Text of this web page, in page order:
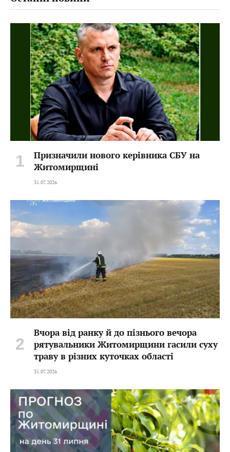
Призначили нового керівника СБУ на
Житомирщині
31.07.2026
Вчора від ранку й до пізнього вечора
рятувальники Житомирщини гасили суху
траву в різних куточках області
31.07.2026